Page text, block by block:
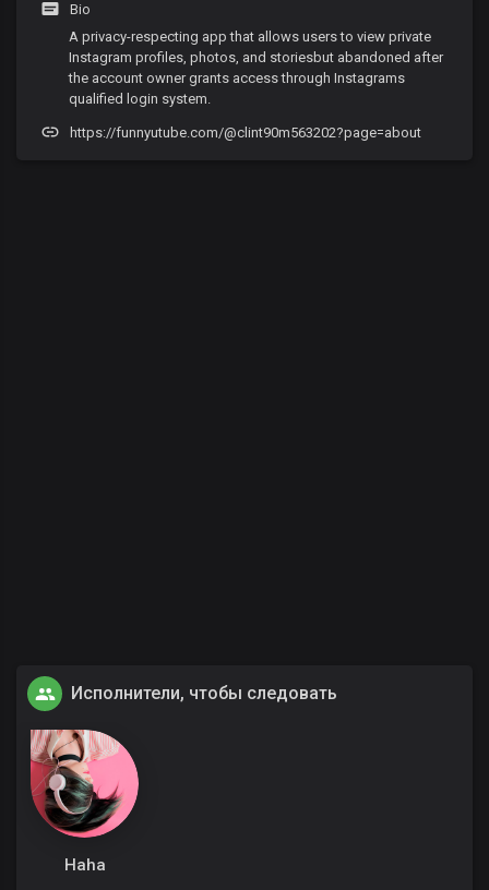
Bio
A privacy-respecting app that allows users to view private
Instagram profiles, photos, and storiesbut abandoned after
the account owner grants access through Instagrams
qualified login system.
https://funnyutube.com/@clint90m563202?page=about
Исполнители, чтобы следовать
Haha